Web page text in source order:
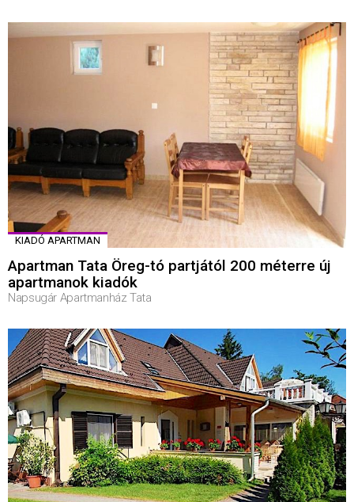
KIADÓ APARTMAN
Apartman Tata Öreg-tó partjától 200 méterre új
apartmanok kiadók
Napsugár Apartmanház Tata